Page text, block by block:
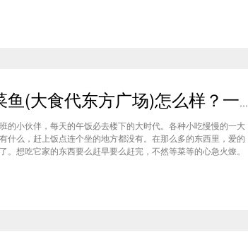
在经营这个美食品牌上遇到解决不了的问题。韩梅梅酸菜鱼市场
葵中酸菜鱼(大食代东方广场)怎么样？一吃忘不了的好味道
的小伙伴，每天的午饭必去楼下的大时代。各种小吃慢慢的一大
什么，赶上饭点连个坐的地方都没有。在那么多的东西里，爱的
。想吃它家的东西要么赶早要么赶完，不然等菜等的心急火燎。
吃了不会发胖，难怪它家的门口排队的人总是那么的多。 （葵中